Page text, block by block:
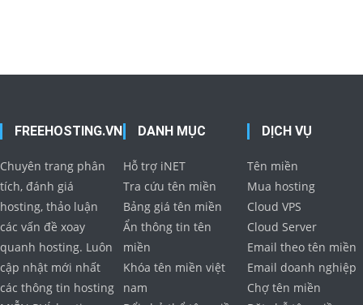
FREEHOSTING.VN
Chuyên trang phân
tích, đánh giá
hosting, thảo luận
các vấn đề xoay
quanh hosting. Luôn
cập nhật mới nhất
các thông tin hosting
DANH MỤC
Hỗ trợ iNET
Tra cứu tên miền
Bảng giá tên miền
Ẩn thông tin tên
miền
Khóa tên miền việt
nam
DỊCH VỤ
Tên miền
Mua hosting
Cloud VPS
Cloud Server
Email theo tên miền
Email doanh nghiệp
Chợ tên miền